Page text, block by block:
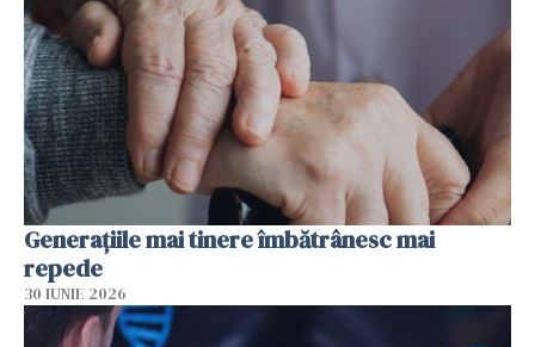
Generațiile mai tinere îmbătrânesc mai
repede
30 IUNIE 2026